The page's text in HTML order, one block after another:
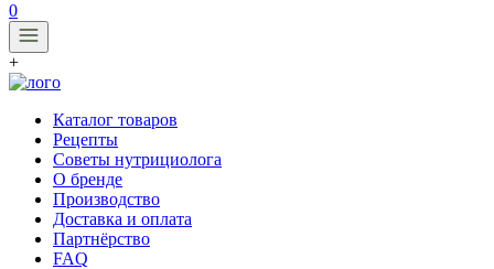
0
+
Каталог товаров
Рецепты
Советы нутрициолога
О бренде
Производство
Доставка и оплата
Партнёрство
FAQ